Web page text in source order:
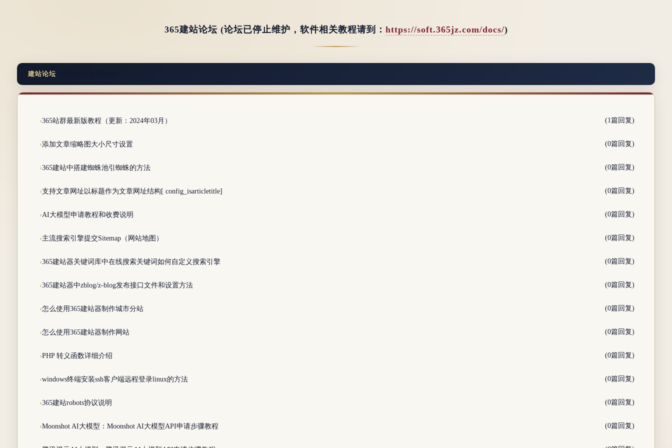
365建站论坛 (论坛已停止维护，软件相关教程请到： https://soft.365jz.com/docs/)
建站论坛
365站群最新版教程（更新：2024年03月） (1篇回复)
添加文章缩略图大小尺寸设置 (0篇回复)
365建站中搭建蜘蛛池引蜘蛛的方法 (0篇回复)
支持文章网址以标题作为文章网址结构[ config_isarticletitle] (0篇回复)
AI大模型申请教程和收费说明 (0篇回复)
主流搜索引擎提交Sitemap（网站地图） (0篇回复)
365建站器关键词库中在线搜索关键词如何自定义搜索引擎 (0篇回复)
365建站器中zblog/z-blog发布接口文件和设置方法 (0篇回复)
怎么使用365建站器制作城市分站 (0篇回复)
怎么使用365建站器制作网站 (0篇回复)
PHP 转义函数详细介绍 (0篇回复)
windows终端安装ssh客户端远程登录linux的方法 (0篇回复)
365建站robots协议说明 (0篇回复)
Moonshot AI大模型：Moonshot AI大模型API申请步骤教程 (0篇回复)